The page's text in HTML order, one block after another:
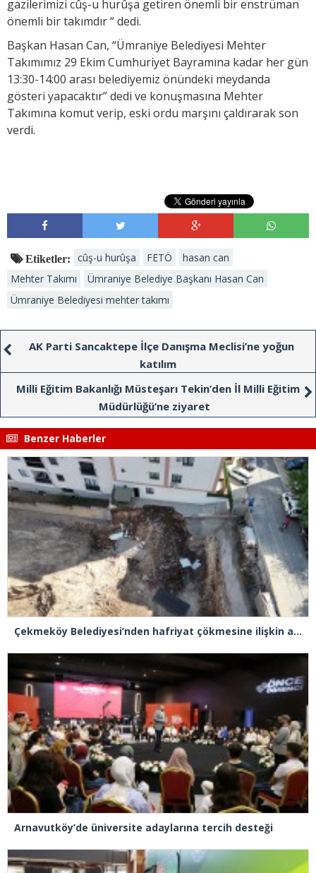
gazilerimizi cûş-u hurûşa getiren önemli bir enstrüman
önemli bir takımdır “ dedi.
Başkan Hasan Can, “Ümraniye Belediyesi Mehter
Takımımız 29 Ekim Cumhuriyet Bayramına kadar her gün
13:30-14:00 arası belediyemiz önündeki meydanda
gösteri yapacaktır” dedi ve konuşmasına Mehter
Takımına komut verip, eski ordu marşını çaldırarak son
verdi.
Etiketler: cûş-u hurûşa FETÖ
hasan can
Mehter Takımı
Ümraniye Belediye Başkanı Hasan Can
Ümraniye Belediyesi mehter takımı
AK Parti Sancaktepe İlçe Danışma Meclisi’ne yoğun
katılım
Milli Eğitim Bakanlığı Müsteşarı Tekin’den İl Milli Eğitim
Müdürlüğü’ne ziyaret
Benzer Haberler
Çekmeköy Belediyesi’nden hafriyat çökmesine ilişkin açıklama
Arnavutköy’de üniversite adaylarına tercih desteği